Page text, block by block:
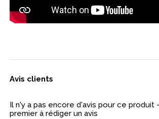
Avis clients
Il n'y a pas encore d'avis pour ce produit
premier à rédiger un avis